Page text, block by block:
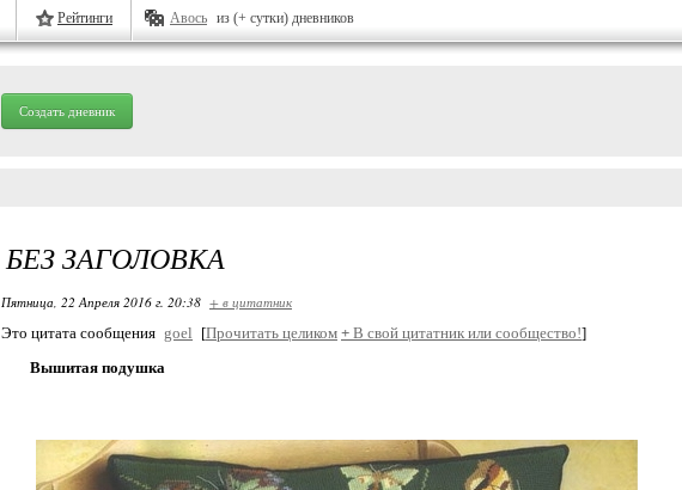
Рейтинги Авось из (+ сутки) дневников
Создать дневник
БЕЗ ЗАГОЛОВКА
Пятница, 22 Апреля 2016 г. 20:38 + в цитатник
Это цитата сообщения goel [Прочитать целиком + В свой цитатник или сообщество!]
Вышитая подушка